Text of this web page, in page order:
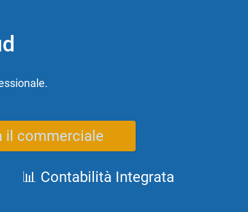
il commerciale
📊 Contabilità Integrata